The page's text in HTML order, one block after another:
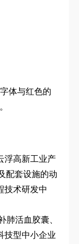
体与红色的
浮高新工业产
配套设施的动
技术研发中
活血胶囊、
技型中小企业